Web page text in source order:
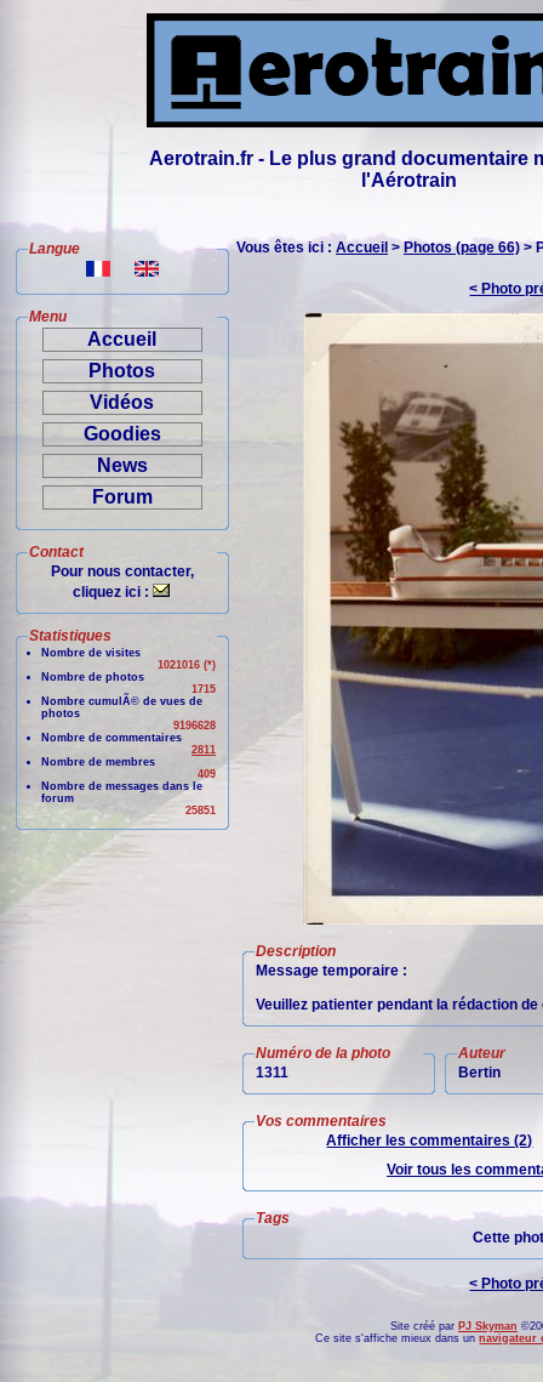
Aerotrain.fr - Le plus grand documentaire
l'Aérotrain
Langue
Menu
Accueil
Photos
Vidéos
Goodies
News
Forum
Contact
Pour nous contacter,
cliquez ici :
Statistiques
Nombre de visites
1021016 (*)
Nombre de photos
1715
Nombre cumulÃ© de vues de
photos
9196628
Nombre de commentaires
2811
Nombre de membres
409
Nombre de messages dans le
forum
25851
Vous êtes ici : Accueil > Photos (page 66) >
< Photo
Description
Message temporaire :
Veuillez patienter pendant la rédaction
Numéro de la photo
1311
Auteur
Bertin
Vos commentaires
Afficher les commentaires (2)
Voir tous les
Tags
Cette
< Photo
Site créé par PJ Skyman
Ce site s'affiche mieux dans unnavigateur